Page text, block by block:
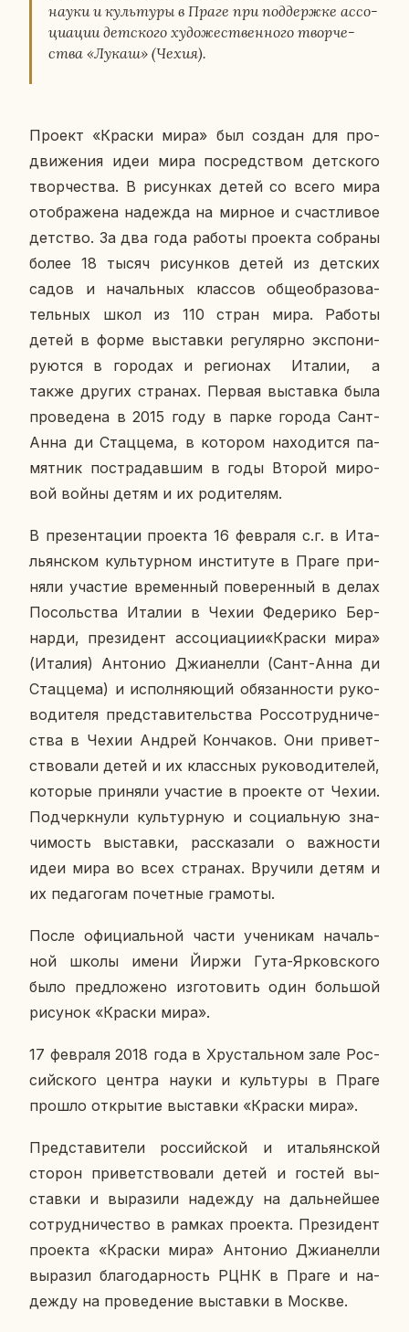
науки и куль­ту­ры в Праге при под­держ­ке ас­со­
ци­а­ции дет­ско­го ху­до­же­ствен­но­го твор­че­
ства «Лукаш» (Чехия).
Проект «Краски мира» был создан для про­
дви­же­ния идеи мира по­сред­ством дет­ско­го
твор­че­ства. В ри­сун­ках детей со всего мира
отоб­ра­же­на на­деж­да на мирное и счаст­ли­вое
дет­ство. За два года работы про­ек­та со­бра­ны
более 18 тысяч ри­сун­ков детей из дет­ских
садов и на­чаль­ных клас­сов об­ще­об­ра­зо­ва­
тель­ных школ из 110 стран мира. Работы
детей в форме вы­став­ки ре­гу­ляр­но экс­по­ни­
ру­ют­ся в го­ро­дах и ре­ги­о­нах Италии, а
также других стра­нах. Первая вы­став­ка была
про­ве­де­на в 2015 году в парке города Сант-
Анна ди Стац­це­ма, в ко­то­ром на­хо­дит­ся па­
мят­ник по­стра­дав­шим в годы Второй ми­ро­
вой войны детям и их ро­ди­те­лям.
В пре­зен­та­ции про­ек­та 16 фев­ра­ля с.г. в Ита­
льян­ском куль­тур­ном ин­сти­ту­те в Праге при­
ня­ли уча­стие вре­мен­ный по­ве­рен­ный в делах
По­соль­ства Италии в Чехии Фе­де­ри­ко Бер­
нар­ди, пре­зи­дент ас­со­ци­а­ции«Краски мира»
(Италия) Ан­то­нио Джи­а­нел­ли (Сант-Анна ди
Стац­це­ма) и ис­пол­ня­ю­щий обя­зан­но­сти ру­ко­
во­ди­те­ля пред­ста­ви­тель­ства Рос­со­труд­ни­че­
ства в Чехии Андрей Кон­ча­ков. Они при­вет­
ство­ва­ли детей и их класс­ных ру­ко­во­ди­те­лей,
ко­то­рые при­ня­ли уча­стие в про­ек­те от Чехии.
Под­черк­ну­ли куль­тур­ную и со­ци­аль­ную зна­
чи­мость вы­став­ки, рас­ска­за­ли о важ­но­сти
идеи мира во всех стра­нах. Вру­чи­ли детям и
их пе­да­го­гам по­чет­ные гра­мо­ты.
После офи­ци­аль­ной части уче­ни­кам на­чаль­
ной школы имени Йиржи Гута-Яр­ков­ско­го
было пред­ло­же­но из­го­то­вить один боль­шой
ри­су­нок «Краски мира».
17 фев­ра­ля 2018 года в Хру­сталь­ном зале Рос­
сий­ско­го центра науки и куль­ту­ры в Праге
прошло от­кры­тие вы­став­ки «Краски мира».
Пред­ста­ви­те­ли рос­сий­ской и ита­льян­ской
сторон при­вет­ство­ва­ли детей и гостей вы­
став­ки и вы­ра­зи­ли на­деж­ду на даль­ней­шее
со­труд­ни­че­ство в рамках про­ек­та. Пре­зи­дент
про­ек­та «Краски мира» Ан­то­нио Джи­а­нел­ли
вы­ра­зил бла­го­дар­ность РЦНК в Праге и на­
деж­ду на про­ве­де­ние вы­став­ки в Москве.